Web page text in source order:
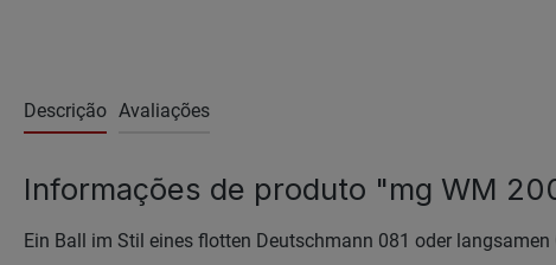
Descrição Avaliações
Informações de produto "mg WM
Ein Ball im Stil eines flotten Deutschmann 081 oder